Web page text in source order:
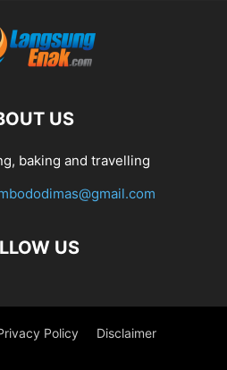
US
baking and travelling
US
Policy Disclaimer